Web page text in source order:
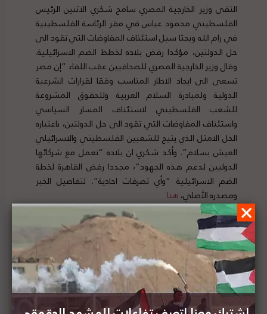
التقى وزير الخارجية المصري سامح شكري الاثنين الرئيس
الفلسطيني محمود عباس في مقر الرئاسة الفلسطينية
في رام الله وبحثا سبل استئناف المفاوضات التي تقود الى
حل الدولتين، مؤكدا رفض بلاده لخطط الضم الاسرائيلية.
وقال وزير الخارجية المصري للصحافيين عقب اللقاء “إن مصر
تسعى الى ايجاد الاطار المناسب وفقا لقرارات الشرعية
الدولية ولمبادرة السلام العربية وللحقوق المشروعة
للشعب الفلسطيني لاستئناف المسار السياسي
واستئناف المفاوضات التي تقود الى حل الدولتين، باعتباره
الحل الامثل الذي يتيح للشعبين الفلسطيني والاسرائيلي
العيش بسلام”. وأكد شكري ان بلاده “تعمل مع شركائها
الدوليين لدعم هذه الجهود”، مجددا رفض القاهرة لخطة
الضم الاسرائيلية “وأي تصرفات احادية”. لتفاصيل الخبر
ومصدره الأصلي،هنا
عريقات يلتقي بالقنصل اليوناني العام لمناقشة آخر
المستجدات حول الوضع في فلسطين